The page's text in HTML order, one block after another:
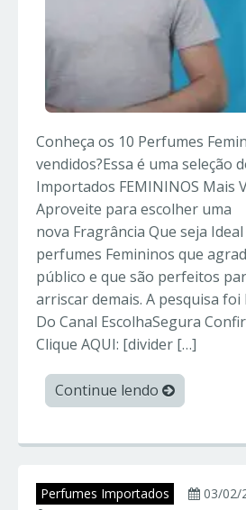
Conheça os 10 Perfumes
vendidos?Essa é uma seleção
Importados FEMININOS Mais
Aproveite para escolher uma
nova Fragrância Que seja Ideal
perfumes Femininos que
público e que são perfeitos
arriscar demais. A pesquisa foi
Do Canal EscolhaSegura
Clique AQUI: [divider […]
Continue lendo
Perfumes Importados
03/02/